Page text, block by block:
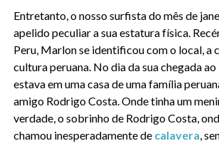
Entretanto, o nosso surfista do mês de
apelido peculiar a sua estatura física.
Peru, Marlon se identificou com o local, a
cultura peruana. No dia da sua chegada
estava em uma casa de uma família
amigo Rodrigo Costa. Onde tinha um
verdade, o sobrinho de Rodrigo Costa,
chamou inesperadamente de calavera,